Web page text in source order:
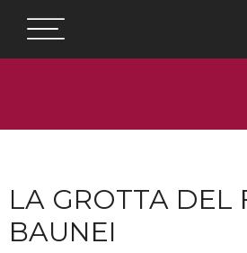
LA GROTTA DEL
BAUNEI